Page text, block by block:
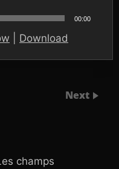
00:00
Download
Next
champs